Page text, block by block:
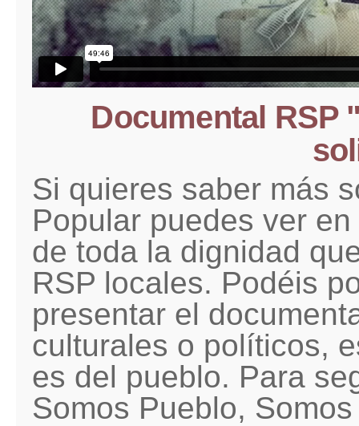
Documental RSP
Si quieres saber más
Popular puedes ver
de toda la dignidad
RSP locales. Podéis
presentar el
culturales o políticos,
es del pueblo. Para
Somos Pueblo,